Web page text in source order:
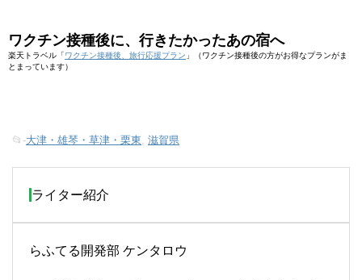
ワクチン接種後に、行きたかったあの宿へ
楽天トラベル「ワクチン接種後、旅行応援プラン 」（ワクチン接種後の方がお得なプランがま
とまっています）
📂-大津・雄琴・草津・栗東 滋賀県
ライター紹介
らふてる開発部 ケンタロウ